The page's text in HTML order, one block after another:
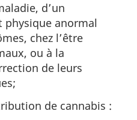
d’un
physique anormal
chez l’être
ou à la
de leurs
de cannabis :